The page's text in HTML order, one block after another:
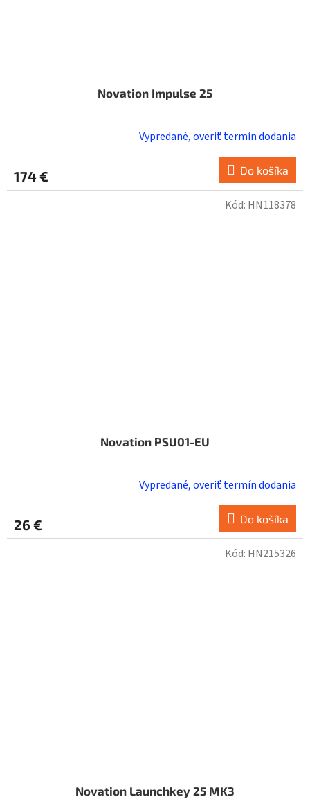
Novation Impulse 25
Vypredané, overiť termín dodania
174 € Do košíka
Novation PSU01-EU
Vypredané, overiť termín dodania
26 € Do košíka
Kód: HN118378
Novation Launchkey 25 MK3
Kód: HN215326